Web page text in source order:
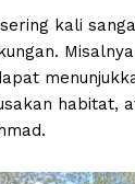
kali
habitat,